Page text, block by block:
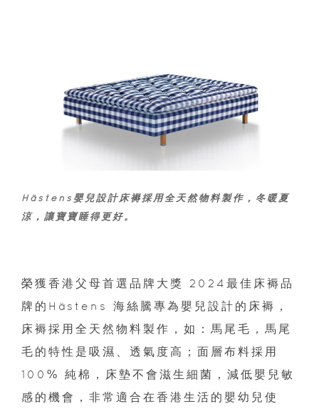
Hästens嬰兒設計床褥採用全天然物料製作，冬暖夏
涼，讓寶寶睡得更好。
榮獲香港父母首選品牌大獎 2024最佳床褥品
牌的Hästens 海絲騰專為嬰兒設計的床褥，
床褥採用全天然物料製作，如：馬尾毛，馬尾
毛的特性是吸濕、透氣度高；面層布料採用
100% 純棉，床墊不會滋生細菌，減低嬰兒敏
感的機會，非常適合在香港生活的嬰幼兒使